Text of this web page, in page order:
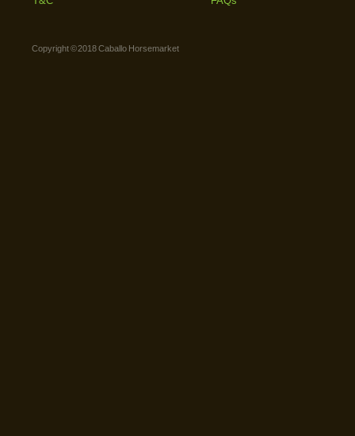
Copyright © 2018 Caballo Horsemarket